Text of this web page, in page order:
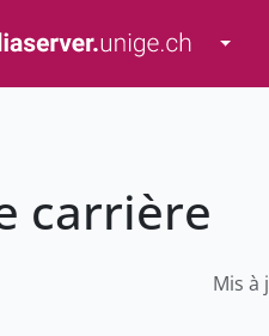
carrière
Mis à